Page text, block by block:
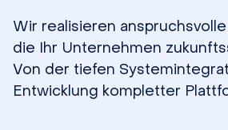
Wir realisieren
die Ihr Unternehmen
Von der tiefen
Entwicklung kompletter